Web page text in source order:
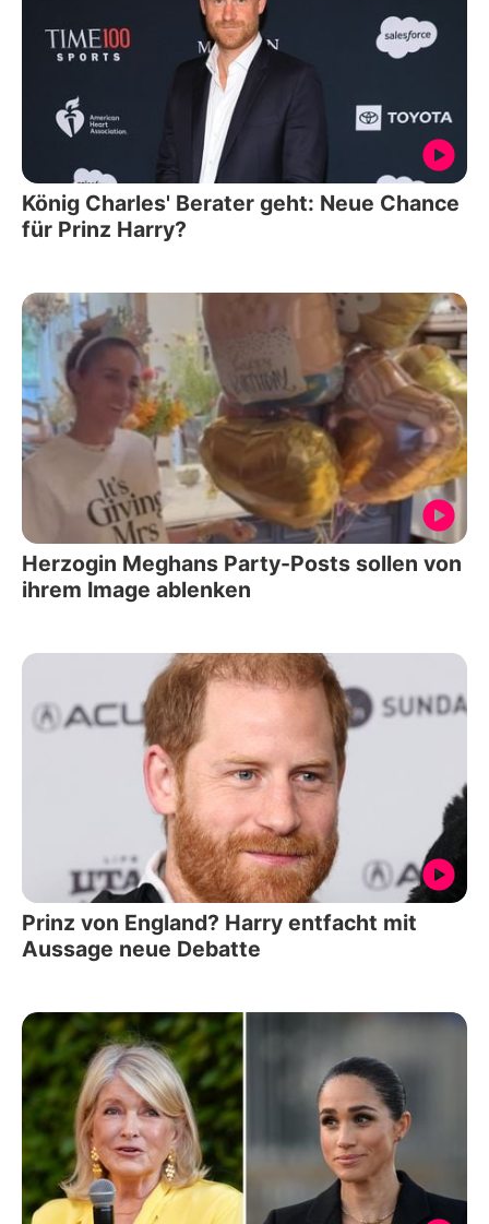
König Charles' Berater geht: Neue Chance
für Prinz Harry?
Herzogin Meghans Party-Posts sollen von
ihrem Image ablenken
Prinz von England? Harry entfacht mit
Aussage neue Debatte